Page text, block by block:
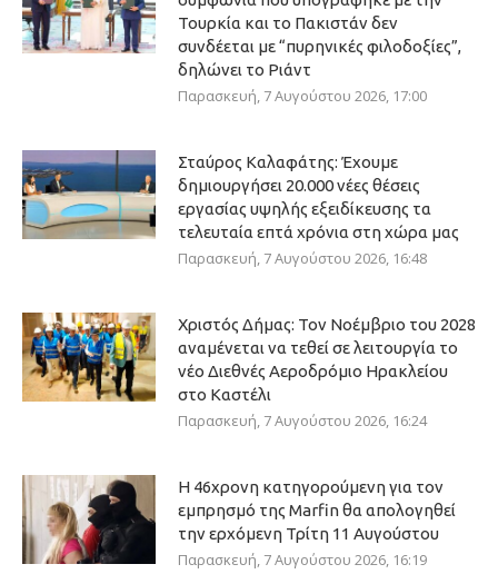
Τουρκία και το Πακιστάν δεν
συνδέεται με “πυρηνικές φιλοδοξίες”,
δηλώνει το Ριάντ
Παρασκευή, 7 Αυγούστου 2026, 17:00
Σταύρος Καλαφάτης: Έχουμε
δημιουργήσει 20.000 νέες θέσεις
εργασίας υψηλής εξειδίκευσης τα
τελευταία επτά χρόνια στη χώρα μας
Παρασκευή, 7 Αυγούστου 2026, 16:48
Χριστός Δήμας: Τον Νοέμβριο του 2028
αναμένεται να τεθεί σε λειτουργία το
νέο Διεθνές Αεροδρόμιο Ηρακλείου
στο Καστέλι
Παρασκευή, 7 Αυγούστου 2026, 16:24
Η 46χρονη κατηγορούμενη για τον
εμπρησμό της Marfin θα απολογηθεί
την ερχόμενη Τρίτη 11 Αυγούστου
Παρασκευή, 7 Αυγούστου 2026, 16:19